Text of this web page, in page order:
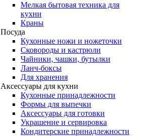
Мелкая бытовая техника для
кухни
Краны
Посуда
Кухонные ножи и ножеточки
Сковороды и кастрюли
Чайники, чашки, бутылки
Ланч-боксы
Для хранения
Аксессуары для кухни
Кухонные принадлежности
Формы для выпечки
Аксессуары для готовки
Украшение и сервировка
Кондитерские принадлежности